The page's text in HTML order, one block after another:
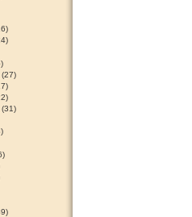
(27)
(31)